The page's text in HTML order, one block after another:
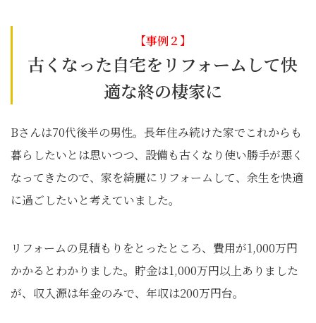
【事例２】
古くなった自宅をリフォームして快
適な終の棲家に
Bさんは70代後半の男性。長年住み続けた家でこれからも
暮らしたいとは思いつつ、設備も古くなり使い勝手が悪く
なってきたので、家を綺麗にリフォームして、余生を快適
に過ごしたいと考えていました。
リフォームの見積もりをとったところ、費用が1,000万円
かかるとわかりました。貯金は1,000万円以上ありました
が、収入源は年金のみで、年収は200万円台。